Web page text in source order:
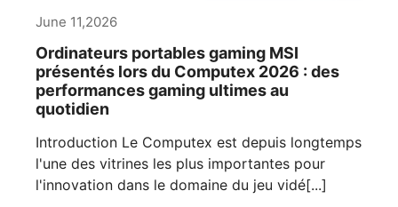
June 11,2026
Ordinateurs portables gaming MSI
présentés lors du Computex 2026 : des
performances gaming ultimes au
quotidien
Introduction Le Computex est depuis longtemps
l'une des vitrines les plus importantes pour
l'innovation dans le domaine du jeu vidé[...]